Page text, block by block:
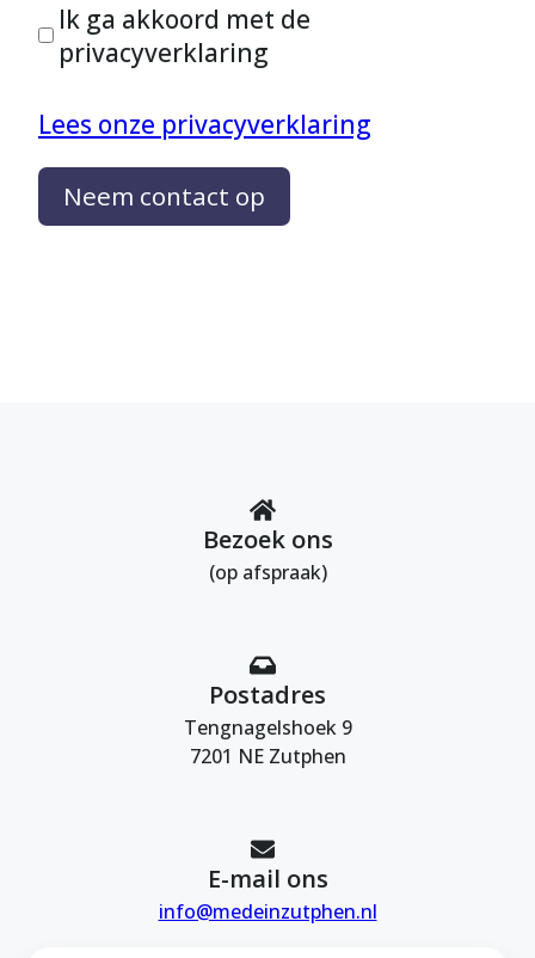
Ik ga akkoord met de
privacyverklaring
Lees onze privacyverklaring
Neem contact op
Bezoek ons
(op afspraak)
Postadres
Tengnagelshoek 9
7201 NE Zutphen
E-mail ons
info@medeinzutphen.nl